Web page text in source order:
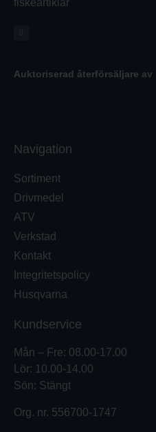
fiskeartiklar
Auktoriserad återförsäljare av
Navigation
Sortiment
Drivmedel
ATV
Verkstad
Kontakt
Integritetspolicy
Husqvarna
Kundservice
Mån – Fre: 08.00-17.00
Lör: 10.00-14.00
Sön: Stängt
Org. nr. 556700-1747